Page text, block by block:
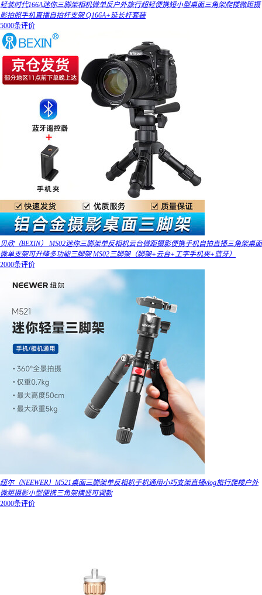
轻装时代166A迷你三脚架相机微单反户外旅行超轻便携短小型桌面三角架爬楼微距摄
影拍照手机直播自拍杆支架 Q166A+延长杆套装
5000条评价
贝欣（BEXIN） MS02迷你三脚架单反相机云台微距摄影便携手机自拍直播三角架桌面
微单支架可升降多功能三脚架 MS02三脚架（脚架+云台+工字手机夹+蓝牙）
2000条评价
纽尔（NEEWER）M521桌面三脚架单反相机手机通用小巧支架直播vlog旅行爬楼户外
微距摄影小型便携三角架横竖可调款
2000条评价